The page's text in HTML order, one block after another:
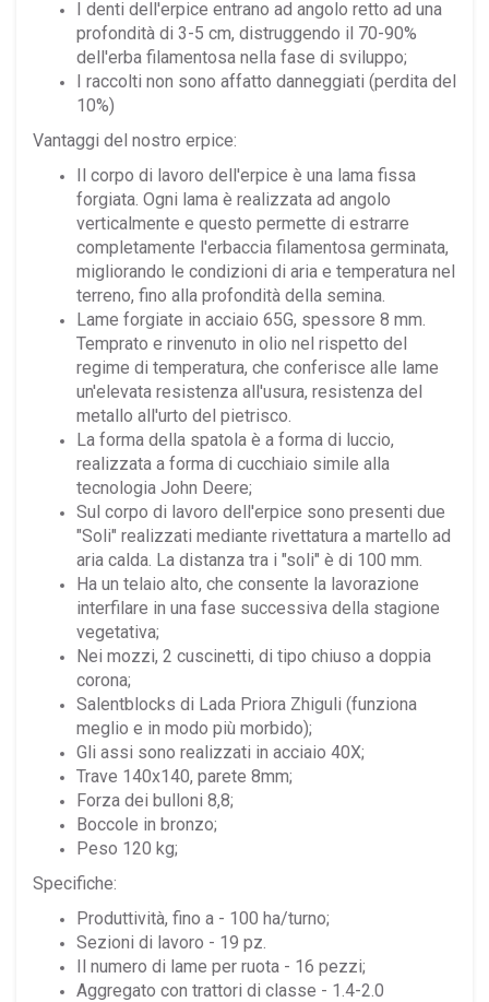
I denti dell'erpice entrano ad angolo retto ad una
profondità di 3-5 cm, distruggendo il 70-90%
dell'erba filamentosa nella fase di sviluppo;
I raccolti non sono affatto danneggiati (perdita del
10%)
Vantaggi del nostro erpice:
Il corpo di lavoro dell'erpice è una lama fissa
forgiata. Ogni lama è realizzata ad angolo
verticalmente e questo permette di estrarre
completamente l'erbaccia filamentosa germinata,
migliorando le condizioni di aria e temperatura nel
terreno, fino alla profondità della semina.
Lame forgiate in acciaio 65G, spessore 8 mm.
Temprato e rinvenuto in olio nel rispetto del
regime di temperatura, che conferisce alle lame
un'elevata resistenza all'usura, resistenza del
metallo all'urto del pietrisco.
La forma della spatola è a forma di luccio,
realizzata a forma di cucchiaio simile alla
tecnologia John Deere;
Sul corpo di lavoro dell'erpice sono presenti due
"Soli" realizzati mediante rivettatura a martello ad
aria calda. La distanza tra i "soli" è di 100 mm.
Ha un telaio alto, che consente la lavorazione
interfilare in una fase successiva della stagione
vegetativa;
Nei mozzi, 2 cuscinetti, di tipo chiuso a doppia
corona;
Salentblocks di Lada Priora Zhiguli (funziona
meglio e in modo più morbido);
Gli assi sono realizzati in acciaio 40X;
Trave 140x140, parete 8mm;
Forza dei bulloni 8,8;
Boccole in bronzo;
Peso 120 kg;
Specifiche:
Produttività, fino a - 100 ha/turno;
Sezioni di lavoro - 19 pz.
Il numero di lame per ruota - 16 pezzi;
Aggregato con trattori di classe - 1.4-2.0